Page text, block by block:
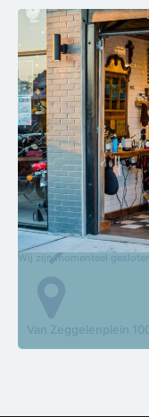
Wij zijn momenteel gesloten
Artistic
Van Zeggelenplein